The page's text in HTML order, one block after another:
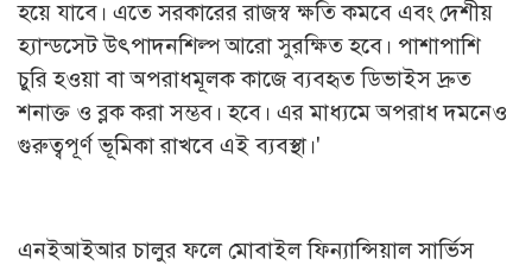
হয়ে যাবে। এতে সরকারের রাজস্ব ক্ষতি কমবে এবং দেশীয়
হ্যান্ডসেট উৎপাদনশিল্প আরো সুরক্ষিত হবে। পাশাপাশি
চুরি হওয়া বা অপরাধমূলক কাজে ব্যবহৃত ডিভাইস দ্রুত
শনাক্ত ও ব্লক করা সম্ভব। হবে। এর মাধ্যমে অপরাধ দমনেও
গুরুত্বপূর্ণ ভূমিকা রাখবে এই ব্যবস্থা।'
এনইআইআর চালুর ফলে মোবাইল ফিন্যান্সিয়াল সার্ভিস